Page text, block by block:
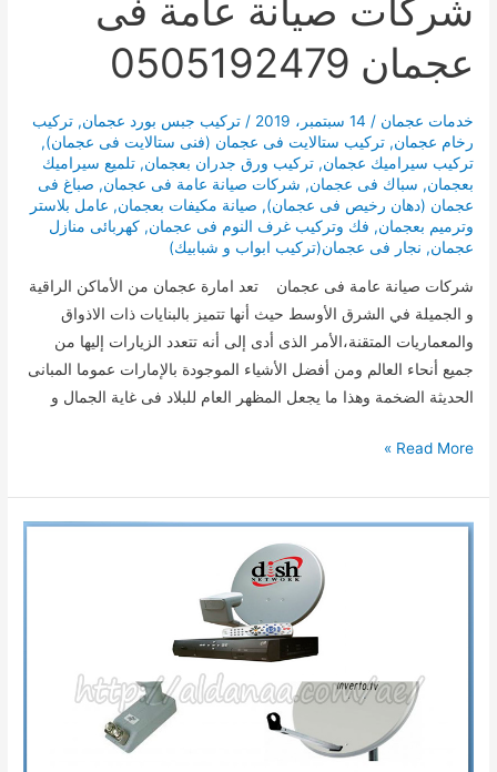
شركات صيانة عامة فى
عجمان 0505192479
خدمات عجمان / 14 سبتمبر، 2019 /تركيب جبس بورد عجمان,تركيب
رخام عجمان,تركيب ستالايت فى عجمان (فنى ستالايت فى عجمان),
تركيب سيراميك عجمان,تركيب ورق جدران بعجمان,تلميع سيراميك
بعجمان, سباك فى عجمان, شركات صيانة عامة فى عجمان, صباغ فى
عجمان (دهان رخيص فى عجمان), صيانة مكيفات بعجمان, عامل بلاستر
وترميم بعجمان, فك وتركيب غرف النوم فى عجمان,كهربائى منازل
عجمان, نجار فى عجمان(تركيب ابواب و شبابيك)
شركات صيانة عامة فى عجمان تعد امارة عجمان من الأماكن الراقية
و الجميلة في الشرق الأوسط حيث أنها تتميز بالبنايات ذات الاذواق
والمعماريات المتقنة،الأمر الذى أدى إلى أنه تتعدد الزيارات إليها من
جميع أنحاء العالم ومن أفضل الأشياء الموجودة بالإمارات عموما المبانى
الحديثة الضخمة وهذا ما يجعل المظهر العام للبلاد فى غاية الجمال و
شركات
عامة
فى
Read More »